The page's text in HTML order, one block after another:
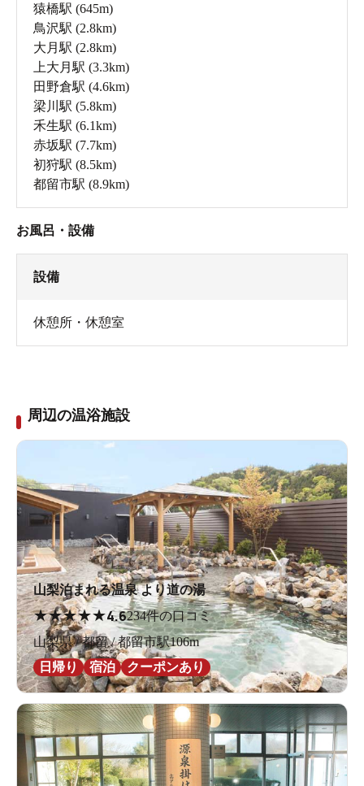
猿橋駅 (645m)
鳥沢駅 (2.8km)
大月駅 (2.8km)
上大月駅 (3.3km)
田野倉駅 (4.6km)
梁川駅 (5.8km)
禾生駅 (6.1km)
赤坂駅 (7.7km)
初狩駅 (8.5km)
都留市駅 (8.9km)
お風呂・設備
設備
休憩所・休憩室
周辺の温浴施設
山梨泊まれる温泉 より道の湯
★★★★★4.6234件の口コミ
山梨県 / 都留 / 都留市駅106m
日帰り
宿泊 クーポンあり